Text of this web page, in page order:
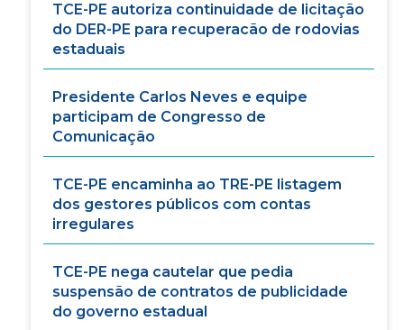
TCE-PE autoriza continuidade de licitação
do DER-PE para recuperacão de rodovias
estaduais
Presidente Carlos Neves e equipe
participam de Congresso de
Comunicação
TCE-PE encaminha ao TRE-PE listagem
dos gestores públicos com contas
irregulares
TCE-PE nega cautelar que pedia
suspensão de contratos de publicidade
do governo estadual